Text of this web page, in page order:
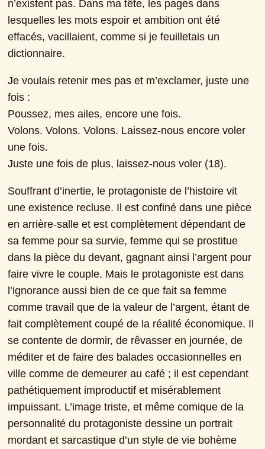
n’existent pas. Dans ma tête, les pages dans
lesquelles les mots espoir et ambition ont été
effacés, vacillaient, comme si je feuilletais un
dictionnaire.
Je voulais retenir mes pas et m’exclamer, juste une
fois :
Poussez, mes ailes, encore une fois.
Volons. Volons. Volons. Laissez-nous encore voler
une fois.
Juste une fois de plus, laissez-nous voler (18).
Souffrant d’inertie, le protagoniste de l’histoire vit
une existence recluse. Il est confiné dans une pièce
en arrière-salle et est complètement dépendant de
sa femme pour sa survie, femme qui se prostitue
dans la pièce du devant, gagnant ainsi l’argent pour
faire vivre le couple. Mais le protagoniste est dans
l’ignorance aussi bien de ce que fait sa femme
comme travail que de la valeur de l’argent, étant de
fait complètement coupé de la réalité économique. Il
se contente de dormir, de rêvasser en journée, de
méditer et de faire des balades occasionnelles en
ville comme de demeurer au café ; il est cependant
pathétiquement improductif et misérablement
impuissant. L’image triste, et même comique de la
personnalité du protagoniste dessine un portrait
mordant et sarcastique d’un style de vie bohème